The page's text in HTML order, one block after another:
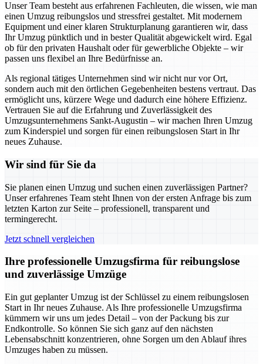
Unser Team besteht aus erfahrenen Fachleuten, die wissen, wie man
einen Umzug reibungslos und stressfrei gestaltet. Mit modernem
Equipment und einer klaren Strukturplanung garantieren wir, dass
Ihr Umzug pünktlich und in bester Qualität abgewickelt wird. Egal
ob für den privaten Haushalt oder für gewerbliche Objekte – wir
passen uns flexibel an Ihre Bedürfnisse an.
Als regional tätiges Unternehmen sind wir nicht nur vor Ort,
sondern auch mit den örtlichen Gegebenheiten bestens vertraut. Das
ermöglicht uns, kürzere Wege und dadurch eine höhere Effizienz.
Vertrauen Sie auf die Erfahrung und Zuverlässigkeit des
Umzugsunternehmens Sankt-Augustin – wir machen Ihren Umzug
zum Kinderspiel und sorgen für einen reibungslosen Start in Ihr
neues Zuhause.
Wir sind für Sie da
Sie planen einen Umzug und suchen einen zuverlässigen Partner?
Unser erfahrenes Team steht Ihnen von der ersten Anfrage bis zum
letzten Karton zur Seite – professionell, transparent und
termingerecht.
Jetzt schnell vergleichen
Ihre professionelle Umzugsfirma für reibungslose
und zuverlässige Umzüge
Ein gut geplanter Umzug ist der Schlüssel zu einem reibungslosen
Start in Ihr neues Zuhause. Als Ihre professionelle Umzugsfirma
kümmern wir uns um jedes Detail – von der Packung bis zur
Endkontrolle. So können Sie sich ganz auf den nächsten
Lebensabschnitt konzentrieren, ohne Sorgen um den Ablauf ihres
Umzuges haben zu müssen.